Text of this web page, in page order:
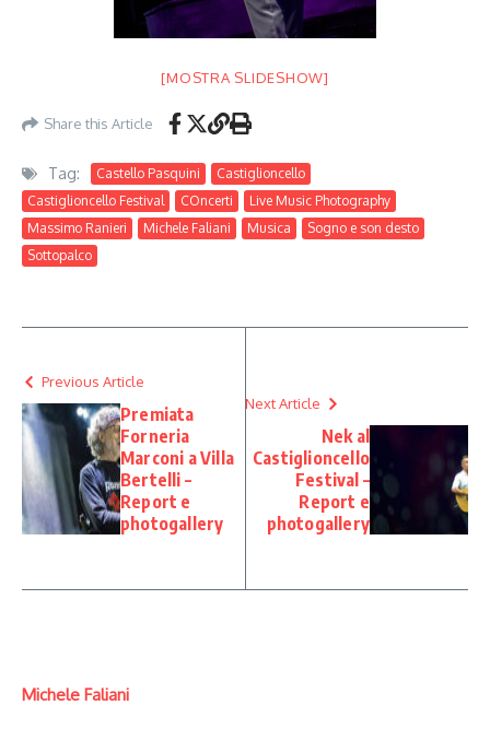
[MOSTRA SLIDESHOW]
Share this Article
Tag: Castello Pasquini
Castiglioncello
Castiglioncello Festival
COncerti
Live Music Photography
Massimo Ranieri
Michele Faliani Musica
Sogno e son desto
Sottopalco
Previous Article
Premiata
Forneria
Marconi a Villa
Bertelli –
Report e
photogallery
Next Article
Nek al
Castiglioncello
Festival –
Report e
photogallery
Michele Faliani